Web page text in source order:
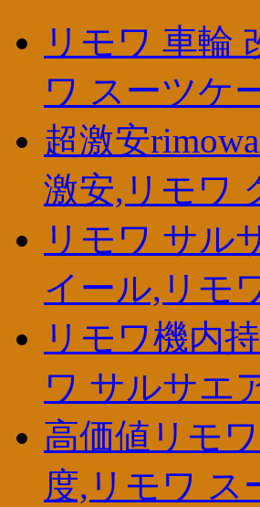
リモワ 車輪
ワ スーツケ
超激安
激安,リモワ
リモワ サル
イール,リモ
リモワ機内
ワ サルサエ
高価値リモ
度,リモワ ス